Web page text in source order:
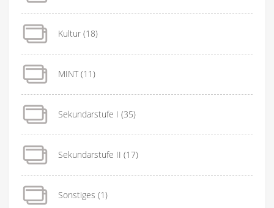
Kultur (18)
MINT(11)
Sekundarstufe I (35)
Sekundarstufe II (17)
Sonstiges (1)